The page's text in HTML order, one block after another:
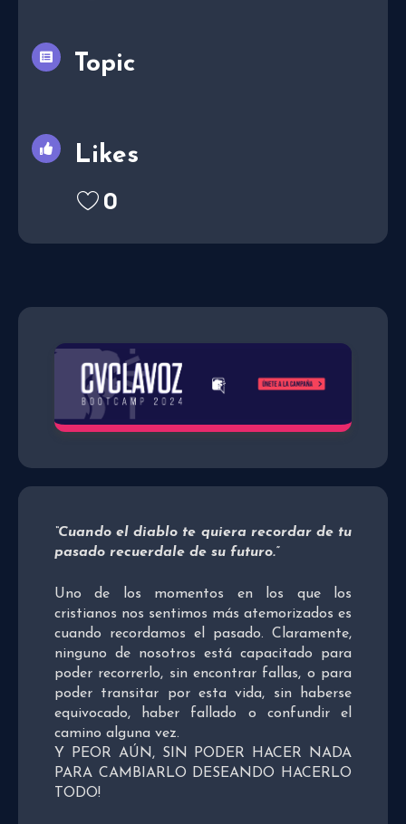
“Cuando el diablo te quiera recordar de tu
pasado recuerdale de su futuro.”
Uno de los momentos en los que los
cristianos nos sentimos más atemorizados es
cuando recordamos el pasado. Claramente,
ninguno de nosotros está capacitado para
poder recorrerlo, sin encontrar fallas, o para
poder transitar por esta vida, sin haberse
equivocado, haber fallado o confundir el
camino alguna vez.
Y PEOR AÚN, SIN PODER HACER NADA
PARA CAMBIARLO DESEANDO HACERLO
TODO!
Topic
Likes
0